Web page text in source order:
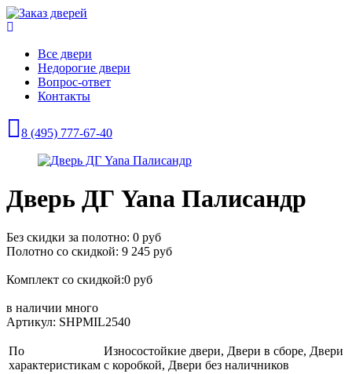
Все двери
Недорогие двери
Вопрос-ответ
Контакты
8 (495) 777-67-40
Дверь ДГ Yana Палисандр
Без скидки за полотно: 0 руб
Полотно со скидкой: 9 245 руб
Комплект со скидкой:0 руб
в наличии много
Артикул: SHPMIL2540
По
характеристикам
Износостойкие двери, Двери в сборе, Двери
с коробкой, Двери без наличников